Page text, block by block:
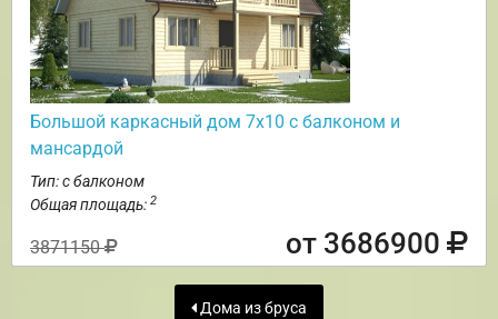
Большой каркасный дом 7х10 с балконом и
мансардой
Тип: с балконом
Общая площадь: 2
3871150 от 3686900
Дома из бруса